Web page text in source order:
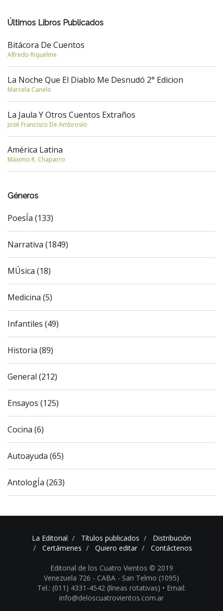
Últimos Libros Publicados
Bitácora De Cuentos
Alfredo Riquelme
La Noche Que El Diablo Me Desnudó 2° Edicion
Marcela Canelo
La Jaula Y Otros Cuentos Extraños
José Francisco De Ambrosio
América Latina
Máximo R. Chaparro
Géneros
PoesÍa (133)
Narrativa (1849)
MÚsica (18)
Medicina (5)
Infantiles (49)
Historia (89)
General (212)
Ensayos (125)
Cocina (6)
Autoayuda (65)
AntologÍa (263)
La Editorial Títulos publicados
Distribución
Certámenes
Quiero editar Contáctenos
Editorial de los Cuatro Vientos © 2019
Venezuela 726 - CABA - San Telmo (1095)
Tel.: (011) 4331-4542 (líneas rotativas) • Email:
info@deloscuatrovientos.com.ar